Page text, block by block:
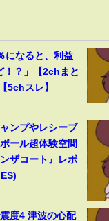
になると、利益
！？」【2chまと
5chスレ】
ンプやレシーブ
ール超体験空間
ザコート』レポ
度4 津波の心配